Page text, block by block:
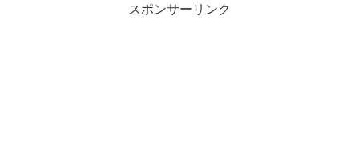
スポンサーリンク